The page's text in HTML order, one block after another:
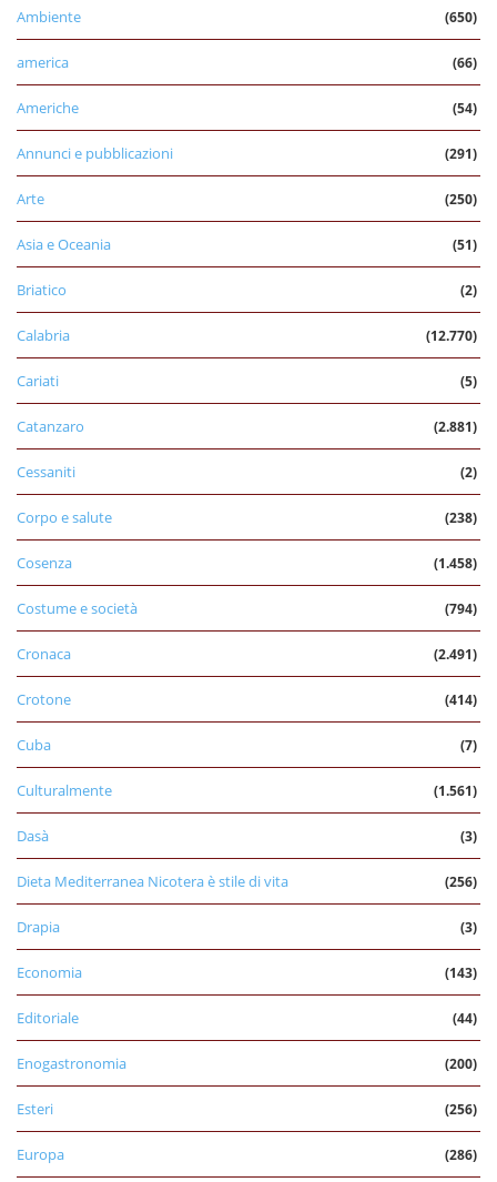
Ambiente (650)
america (66)
Americhe (54)
Annunci e pubblicazioni (291)
Arte (250)
Asia e Oceania (51)
Briatico (2)
Calabria (12.770)
Cariati (5)
Catanzaro (2.881)
Cessaniti (2)
Corpo e salute (238)
Cosenza (1.458)
Costume e società (794)
Cronaca (2.491)
Crotone (414)
Cuba (7)
Culturalmente (1.561)
Dasà (3)
Dieta Mediterranea Nicotera è stile di vita (256)
Drapia (3)
Economia (143)
Editoriale (44)
Enogastronomia (200)
Esteri (256)
Europa (286)